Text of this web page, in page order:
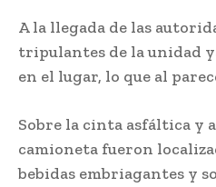
A la llegada de las
tripulantes de la unidad
en el lugar, lo que al
Sobre la cinta asfáltica y
camioneta fueron
bebidas embriagantes y